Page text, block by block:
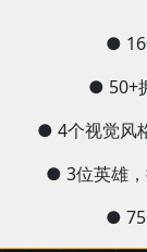
●
● 50+
● 4个视觉风
● 3位英雄
●